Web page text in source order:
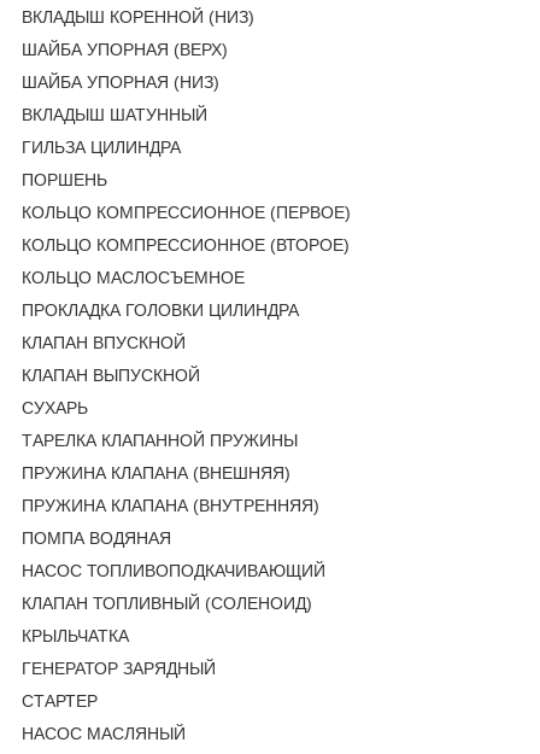
ВКЛАДЫШ КОРЕННОЙ (НИЗ)
ШАЙБА УПОРНАЯ (ВЕРХ)
ШАЙБА УПОРНАЯ (НИЗ)
ВКЛАДЫШ ШАТУННЫЙ
ГИЛЬЗА ЦИЛИНДРА
ПОРШЕНЬ
КОЛЬЦО КОМПРЕССИОННОЕ (ПЕРВОЕ)
КОЛЬЦО КОМПРЕССИОННОЕ (ВТОРОЕ)
КОЛЬЦО МАСЛОСЪЕМНОЕ
ПРОКЛАДКА ГОЛОВКИ ЦИЛИНДРА
КЛАПАН ВПУСКНОЙ
КЛАПАН ВЫПУСКНОЙ
СУХАРЬ
ТАРЕЛКА КЛАПАННОЙ ПРУЖИНЫ
ПРУЖИНА КЛАПАНА (ВНЕШНЯЯ)
ПРУЖИНА КЛАПАНА (ВНУТРЕННЯЯ)
ПОМПА ВОДЯНАЯ
НАСОС ТОПЛИВОПОДКАЧИВАЮЩИЙ
КЛАПАН ТОПЛИВНЫЙ (СОЛЕНОИД)
КРЫЛЬЧАТКА
ГЕНЕРАТОР ЗАРЯДНЫЙ
СТАРТЕР
НАСОС МАСЛЯНЫЙ